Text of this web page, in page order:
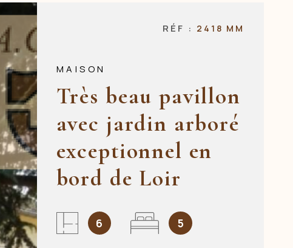
RÉF : 2418 MM
MAISON
Très beau pavillon
avec jardin arboré
exceptionnel en
bord de Loir
6 5